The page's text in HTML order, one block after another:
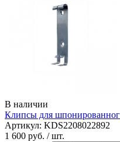
В наличии
Клипсы для
Артикул: KDS2208022892
1 600 руб. / шт.